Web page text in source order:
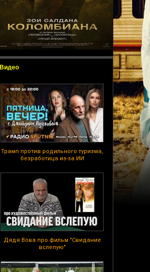
Видео
Трамп против родильного туризма,
безработица из-за ИИ
Дядя Вова про фильм "Свидание
вслепую"